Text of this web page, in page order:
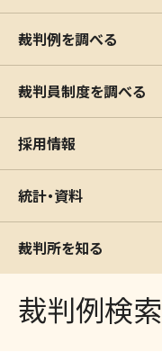
裁判例を調べる
裁判員制度を調べる
採用情報
統計・資料
裁判所を知る
裁判例検索